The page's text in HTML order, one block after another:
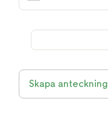
Skapa anteckning